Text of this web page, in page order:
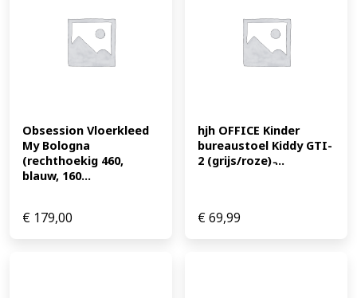
Obsession Vloerkleed
My Bologna
(rechthoekig 460,
blauw, 160...
€ 179,00
hjh OFFICE Kinder
bureaustoel Kiddy GTI-
2 (grijs/roze) ̵...
€69,99